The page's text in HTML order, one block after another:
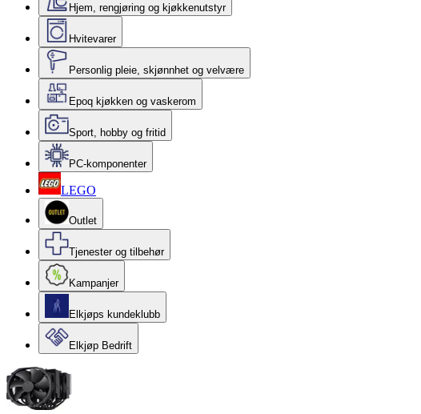
Hjem, rengjøring og kjøkkenutstyr
Hvitevarer
Personlig pleie, skjønnhet og velvære
Epoq kjøkken og vaskerom
Sport, hobby og fritid
PC-komponenter
LEGO
Outlet
Tjenester og tilbehør
Kampanjer
Elkjøps kundeklubb
Elkjøp Bedrift